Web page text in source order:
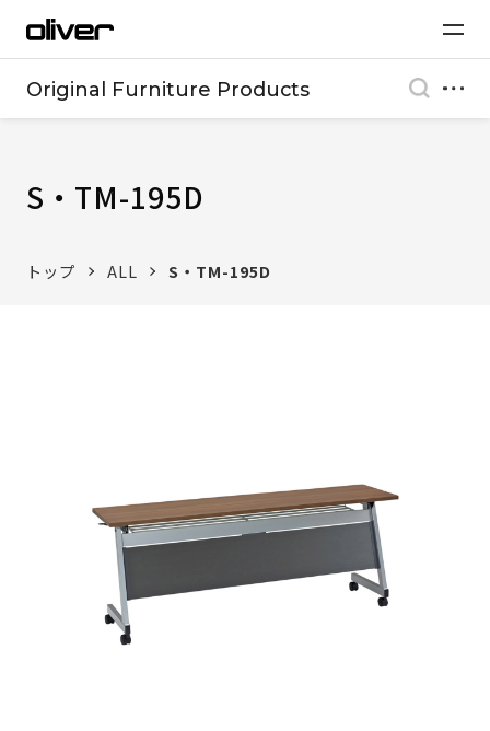
Original Furniture Products
S・TM-195D
トップ ALL S・TM-195D